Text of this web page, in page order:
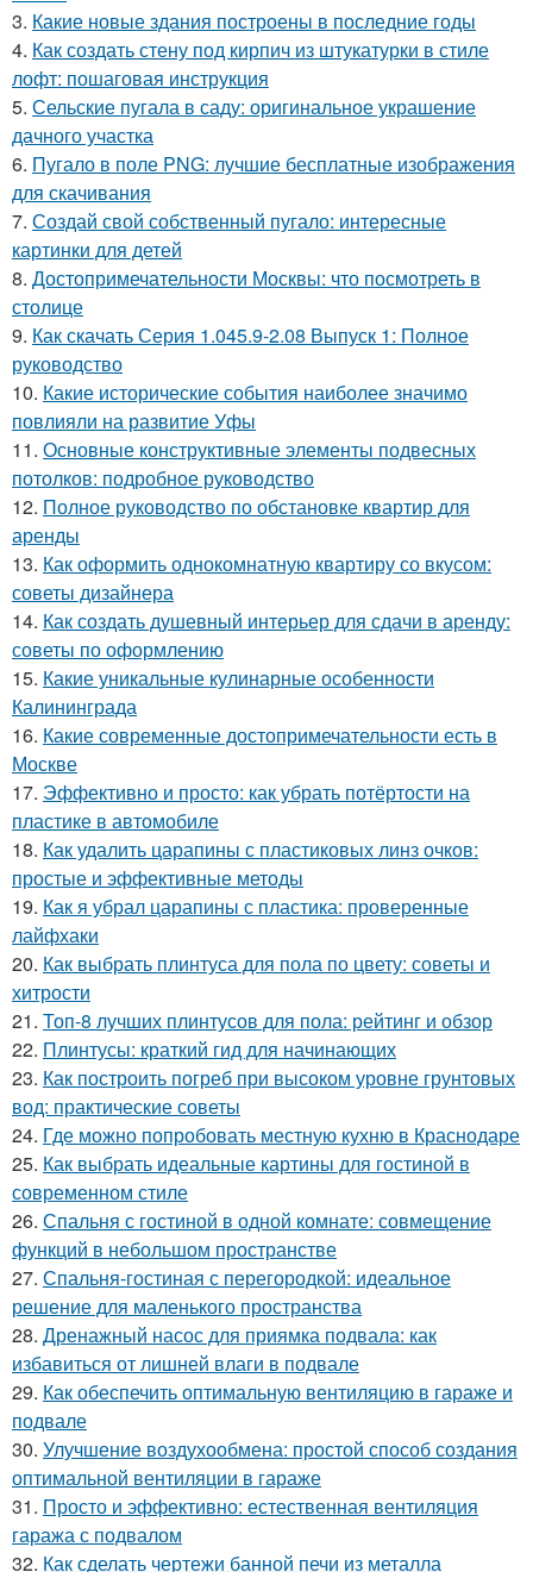
3. Какие новые здания построены в последние годы
4. Как создать стену под кирпич из штукатурки в стиле
лофт: пошаговая инструкция
5. Сельские пугала в саду: оригинальное украшение
дачного участка
6. Пугало в поле PNG: лучшие бесплатные изображения
для скачивания
7. Создай свой собственный пугало: интересные
картинки для детей
8. Достопримечательности Москвы: что посмотреть в
столице
9. Как скачать Серия 1.045.9-2.08 Выпуск 1: Полное
руководство
10. Какие исторические события наиболее значимо
повлияли на развитие Уфы
11. Основные конструктивные элементы подвесных
потолков: подробное руководство
12. Полное руководство по обстановке квартир для
аренды
13. Как оформить однокомнатную квартиру со вкусом:
советы дизайнера
14. Как создать душевный интерьер для сдачи в аренду:
советы по оформлению
15. Какие уникальные кулинарные особенности
Калининграда
16. Какие современные достопримечательности есть в
Москве
17. Эффективно и просто: как убрать потёртости на
пластике в автомобиле
18. Как удалить царапины с пластиковых линз очков:
простые и эффективные методы
19. Как я убрал царапины с пластика: проверенные
лайфхаки
20. Как выбрать плинтуса для пола по цвету: советы и
хитрости
21. Топ-8 лучших плинтусов для пола: рейтинг и обзор
22. Плинтусы: краткий гид для начинающих
23. Как построить погреб при высоком уровне грунтовых
вод: практические советы
24. Где можно попробовать местную кухню в Краснодаре
25. Как выбрать идеальные картины для гостиной в
современном стиле
26. Спальня с гостиной в одной комнате: совмещение
функций в небольшом пространстве
27. Спальня-гостиная с перегородкой: идеальное
решение для маленького пространства
28. Дренажный насос для приямка подвала: как
избавиться от лишней влаги в подвале
29. Как обеспечить оптимальную вентиляцию в гараже и
подвале
30. Улучшение воздухообмена: простой способ создания
оптимальной вентиляции в гараже
31. Просто и эффективно: естественная вентиляция
гаража с подвалом
32. Как сделать чертежи банной печи из металла